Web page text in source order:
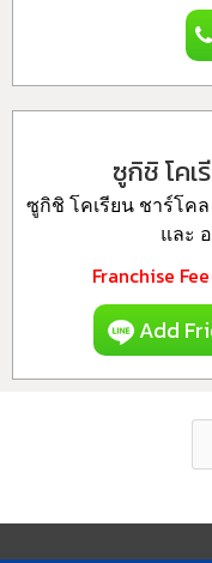
ซูกิชิ โคเ
ซูกิชิ โคเรียน ชาร์โค
และ
Franchise Fee
Add